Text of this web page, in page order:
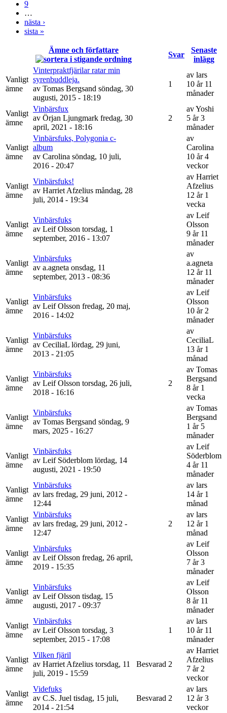
9
…
nästa ›
sista »
Ämne och författare
Svar
Senaste
inlägg
Vanligt
ämne
Vinterpraktfjärilar ratar min
syrenbuddleja.
av Tomas Bergsand söndag, 30
augusti, 2015 - 18:19
1
av lars
10 år 11
månader
Vanligt
ämne
Vinbärsfux
av Örjan Ljungmark fredag, 30
april, 2021 - 18:16
2
avYoshi
5 år 3
månader
Vanligt
ämne
Vinbärsfuks, Polygonia c-
album
av Carolina söndag, 10 juli,
2016 - 20:47
av
Carolina
10 år 4
veckor
Vanligt
ämne
Vinbärsfuks!
av Harriet Afzelius måndag, 28
juli, 2014 - 19:34
av Harriet
Afzelius
12 år 1
vecka
Vanligt
ämne
Vinbärsfuks
av Leif Olsson torsdag, 1
september, 2016 - 13:07
av Leif
Olsson
9 år 11
månader
Vanligt
ämne
Vinbärsfuks
av a.agneta onsdag, 11
september, 2013 - 08:36
av
a.agneta
12 år 11
månader
Vanligt
ämne
Vinbärsfuks
av Leif Olsson fredag, 20 maj,
2016 - 14:02
av Leif
Olsson
10 år 2
månader
Vanligt
ämne
Vinbärsfuks
av CeciliaL lördag, 29 juni,
2013 - 21:05
av
CeciliaL
13 år 1
månad
Vanligt
ämne
Vinbärsfuks
av Leif Olsson torsdag, 26 juli,
2018 - 16:16
2
av Tomas
Bergsand
8 år 1
vecka
Vanligt
ämne
Vinbärsfuks
av Tomas Bergsand söndag, 9
mars, 2025 - 16:27
av Tomas
Bergsand
1 år 5
månader
Vanligt
ämne
Vinbärsfuks
av Leif Söderblom lördag, 14
augusti, 2021 - 19:50
av Leif
Söderblom
4 år 11
månader
Vanligt
ämne
Vinbärsfuks
av lars fredag, 29 juni, 2012 -
12:44
av lars
14 år 1
månad
Vanligt
ämne
Vinbärsfuks
av lars fredag, 29 juni, 2012 -
12:47
2
av lars
12 år 1
månad
Vanligt
ämne
Vinbärsfuks
av Leif Olsson fredag, 26 april,
2019 - 15:35
av Leif
Olsson
7 år 3
månader
Vanligt
ämne
Vinbärsfuks
av Leif Olsson tisdag, 15
augusti, 2017 - 09:37
av Leif
Olsson
8 år 11
månader
Vanligt
ämne
Vinbärsfuks
av Leif Olsson torsdag, 3
september, 2015 - 17:08
1
av lars
10 år 11
månader
Vanligt
ämne
Vilken fjäril
av Harriet Afzelius torsdag, 11
juli, 2019 - 15:59
Besvarad 2
av Harriet
Afzelius
7 år 2
veckor
Vanligt
ämne
Videfuks
av C.S. Juel tisdag, 15 juli,
2014 - 21:54
Besvarad 2
av lars
12 år 3
veckor